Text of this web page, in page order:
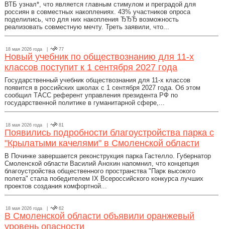
ВТБ узнал*, что является главным стимулом и преградой для
россиян в совместных накоплениях. 43% участников опроса
поделились, что для них накопления ЂЂЂ возможность
реализовать совместную мечту. Треть заявили, что...
18 мая 2026 года | 77
Новый учебник по обществознанию для 11-х
классов поступит к 1 сентября 2027 года
Государственный учебник обществознания для 11-х классов
появится в российских школах с 1 сентября 2027 года. Об этом
сообщил ТАСС референт управления президента РФ по
государственной политике в гуманитарной сфере,...
18 мая 2026 года | 81
Появились подробности благоустройства парка с
"Крылатыми качелями" в Смоленской области
В Починке завершается реконструкция парка Гастелло. Губернатор
Смоленской области Василий Анохин напомнил, что концепция
благоустройства общественного пространства "Парк высокого
полета" стала победителем IХ Всероссийского конкурса лучших
проектов создания комфортной...
18 мая 2026 года | 62
В Смоленской области объявили оранжевый
уровень опасности